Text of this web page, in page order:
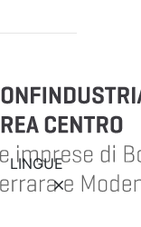
LINGUE